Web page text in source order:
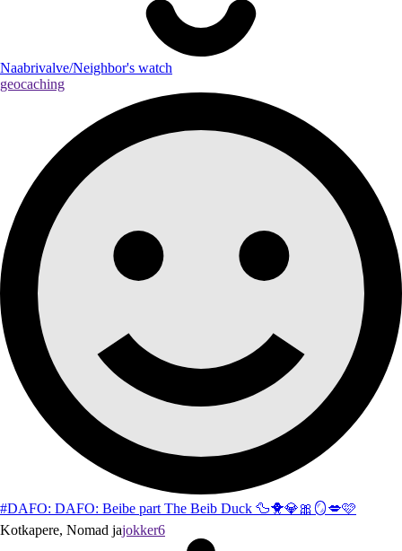
Naabrivalve/Neighbor's watch
geocaching
#DAFO: DAFO: Beibe part The Beib Duck 🦆🐥💎🎀🪞💋🩷
Kotkapere, Nomad jajokker6